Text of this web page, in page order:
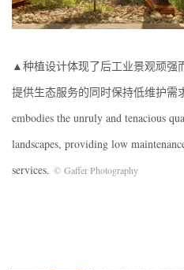
▲种植设计体现了后工业景观顽强
提供生态服务的同时保持低维护需
embodies the unruly and tenacious
landscapes, providing low
services. © Gaffer Photography